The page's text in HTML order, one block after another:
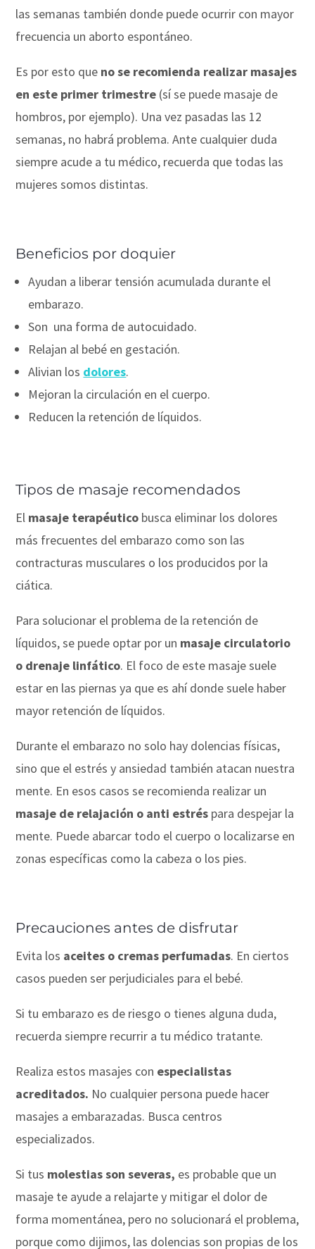
las semanas también donde puede ocurrir con mayor
frecuencia un aborto espontáneo.
Es por esto que no se recomienda realizar masajes
en este primer trimestre (sí se puede masaje de
hombros, por ejemplo). Una vez pasadas las 12
semanas, no habrá problema. Ante cualquier duda
siempre acude a tu médico, recuerda que todas las
mujeres somos distintas.
Beneficios por doquier
Ayudan a liberar tensión acumulada durante el
embarazo.
Son una forma de autocuidado.
Relajan al bebé en gestación.
Alivian los dolores.
Mejoran la circulación en el cuerpo.
Reducen la retención de líquidos.
Tipos de masaje recomendados
El masaje terapéutico busca eliminar los dolores
más frecuentes del embarazo como son las
contracturas musculares o los producidos por la
ciática.
Para solucionar el problema de la retención de
líquidos, se puede optar por un masaje circulatorio
o drenaje linfático. El foco de este masaje suele
estar en las piernas ya que es ahí donde suele haber
mayor retención de líquidos.
Durante el embarazo no solo hay dolencias físicas,
sino que el estrés y ansiedad también atacan nuestra
mente. En esos casos se recomienda realizar un
masaje de relajación o anti estrés para despejar la
mente. Puede abarcar todo el cuerpo o localizarse en
zonas específicas como la cabeza o los pies.
Precauciones antes de disfrutar
Evita los aceites o cremas perfumadas. En ciertos
casos pueden ser perjudiciales para el bebé.
Si tu embarazo es de riesgo o tienes alguna duda,
recuerda siempre recurrir a tu médico tratante.
Realiza estos masajes con especialistas
acreditados. No cualquier persona puede hacer
masajes a embarazadas. Busca centros
especializados.
Si tus molestias son severas, es probable que un
masaje te ayude a relajarte y mitigar el dolor de
forma momentánea, pero no solucionará el problema,
porque como dijimos, las dolencias son propias de los